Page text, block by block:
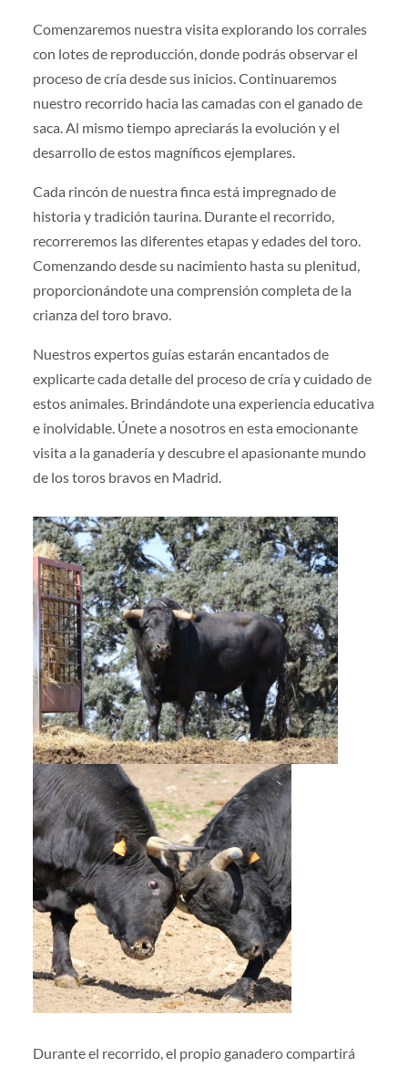
Comenzaremos nuestra visita explorando los corrales
con lotes de reproducción, donde podrás observar el
proceso de cría desde sus inicios. Continuaremos
nuestro recorrido hacia las camadas con el ganado de
saca. Al mismo tiempo apreciarás la evolución y el
desarrollo de estos magníficos ejemplares.
Cada rincón de nuestra finca está impregnado de
historia y tradición taurina. Durante el recorrido,
recorreremos las diferentes etapas y edades del toro.
Comenzando desde su nacimiento hasta su plenitud,
proporcionándote una comprensión completa de la
crianza del toro bravo.
Nuestros expertos guías estarán encantados de
explicarte cada detalle del proceso de cría y cuidado de
estos animales. Brindándote una experiencia educativa
e inolvidable. Únete a nosotros en esta emocionante
visita a la ganadería y descubre el apasionante mundo
de los toros bravos en Madrid.
Durante el recorrido, el propio ganadero compartirá